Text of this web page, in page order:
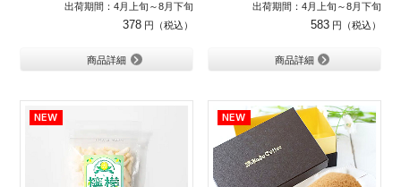
出荷期間：4月上旬～8月下旬
378
商品詳細
出荷期間：4月上旬～8月下旬
583
商品詳細